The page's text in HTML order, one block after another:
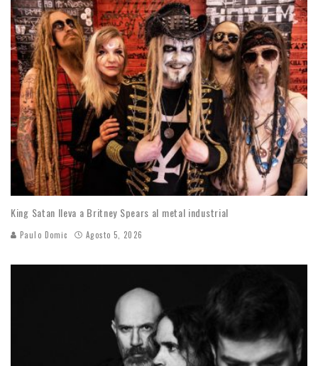
King Satan lleva a Britney Spears al metal industrial
Paulo Domic Agosto 5, 2026